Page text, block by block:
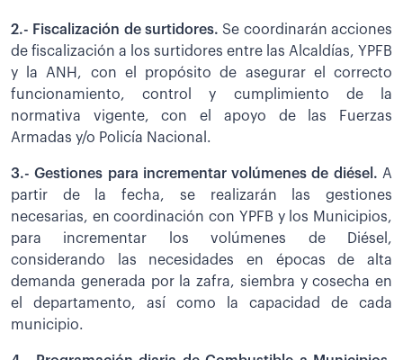
2.- Fiscalización de surtidores. Se coordinarán acciones
de fiscalización a los surtidores entre las Alcaldías, YPFB
y la ANH, con el propósito de asegurar el correcto
funcionamiento, control y cumplimiento de la
normativa vigente, con el apoyo de las Fuerzas
Armadas y/o Policía Nacional.
3.- Gestiones para incrementar volúmenes de diésel. A
partir de la fecha, se realizarán las gestiones
necesarias, en coordinación con YPFB y los Municipios,
para incrementar los volúmenes de Diésel,
considerando las necesidades en épocas de alta
demanda generada por la zafra, siembra y cosecha en
el departamento, así como la capacidad de cada
municipio.